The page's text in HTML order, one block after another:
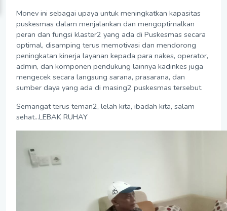
Monev ini sebagai upaya untuk meningkatkan kapasitas
puskesmas dalam menjalankan dan mengoptimalkan
peran dan fungsi klaster2 yang ada di Puskesmas secara
optimal, disamping terus memotivasi dan mendorong
peningkatan kinerja layanan kepada para nakes, operator,
admin, dan komponen pendukung lainnya kadinkes juga
mengecek secara langsung sarana, prasarana, dan
sumber daya yang ada di masing2 puskesmas tersebut.
Semangat terus teman2, lelah kita, ibadah kita, salam
sehat...LEBAK RUHAY